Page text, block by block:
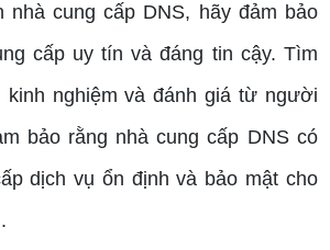
nhà cung cấp DNS, hãy đảm bảo
cấp uy tín và đáng tin cậy. Tìm
kinh nghiệm và đánh giá từ người
bảo rằng nhà cung cấp DNS có
dịch vụ ổn định và bảo mật cho